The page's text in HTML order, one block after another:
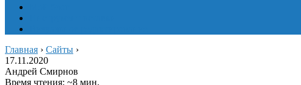
Главная › Сайты ›
17.11.2020
Андрей Смирнов
Время чтения: ~8 мин.